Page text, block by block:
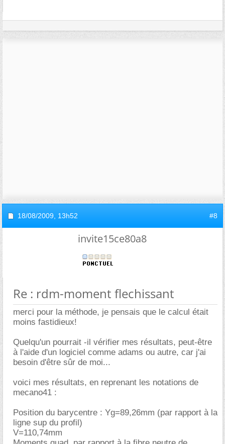
18/08/2009, 13h52 #8
invite15ce80a8
Re : rdm-moment flechissant
merci pour la méthode, je pensais que le calcul était
moins fastidieux!
Quelqu'un pourrait -il vérifier mes résultats, peut-être
à l'aide d'un logiciel comme adams ou autre, car j'ai
besoin d'être sûr de moi...
voici mes résultats, en reprenant les notations de
mecano41 :
Position du barycentre : Yg=89,26mm (par rapport à la
ligne sup du profil)
V=110,74mm